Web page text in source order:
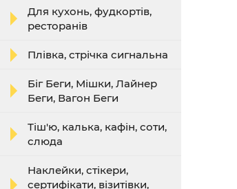
Для кухонь, фудкортів,
ресторанів
Плівка, стрічка сигнальна
Біг Беги, Мішки, Лайнер
Беги, Вагон Беги
Тіш'ю, калька, кафін, соти,
слюда
Наклейки, стікери,
сертифікати, візитівки,